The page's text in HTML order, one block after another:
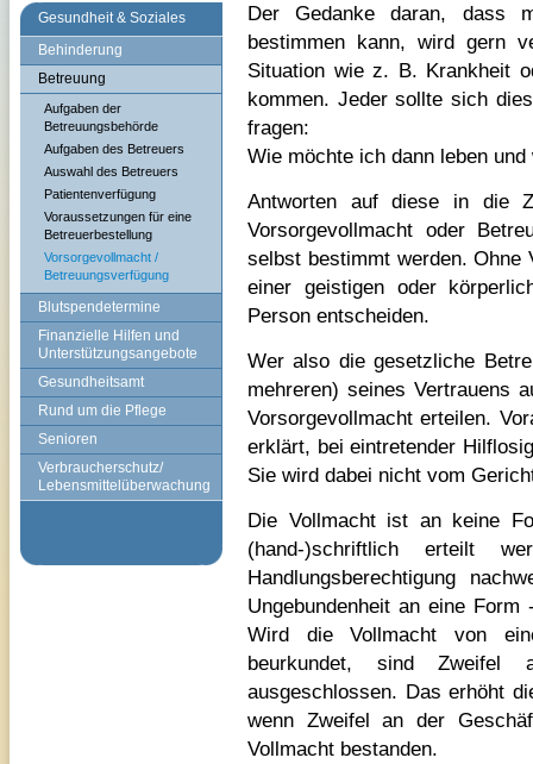
Gesundheit & Soziales
Behinderung
Betreuung
Aufgaben der
Betreuungsbehörde
Aufgaben des Betreuers
Auswahl des Betreuers
Patientenverfügung
Voraussetzungen für eine
Betreuerbestellung
Vorsorgevollmacht /
Betreuungsverfügung
Blutspendetermine
Finanzielle Hilfen und
Unterstützungsangebote
Gesundheitsamt
Rund um die Pflege
Senioren
Verbraucherschutz/
Lebensmittelüberwachung
Der Gedanke daran, dass
bestimmen kann, wird gern
Situation wie z. B. Krankheit
kommen. Jeder sollte sich
fragen:
Wie möchte ich dann leben
Antworten auf diese in die
Vorsorgevollmacht oder
selbst bestimmt werden. Ohne
einer geistigen oder
Person entscheiden.
Wer also die gesetzliche
mehreren) seines Vertrauens
Vorsorgevollmacht erteilen.
erklärt, bei eintretender
Sie wird dabei nicht vom
Die Vollmacht ist an keine
(hand-)schriftlich erteilt
Handlungsberechtigung
Ungebundenheit an eine
Wird die Vollmacht von
beurkundet, sind
ausgeschlossen. Das erhöht
wenn Zweifel an der
Vollmacht bestanden.